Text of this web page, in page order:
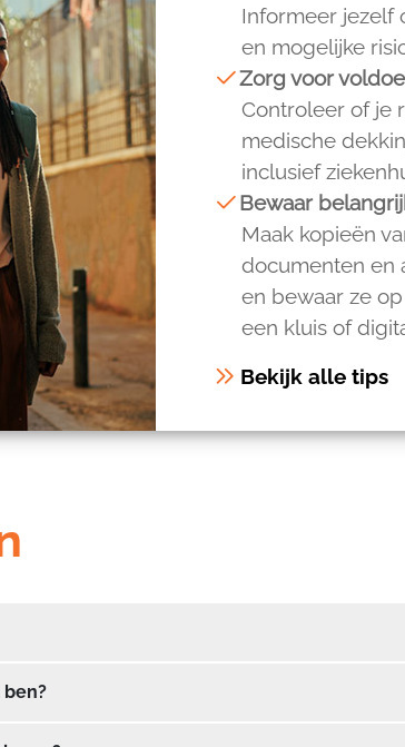
Informeer jezelf
en mogelijke
Zorg voor
Controleer of je
medische
inclusief
Bewaar
Maak kopieën
documenten en
en bewaar ze
een kluis of
Bekijk alle tips
ben?